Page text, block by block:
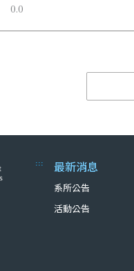
0.0
::: 最新消息
系所公告
活動公告